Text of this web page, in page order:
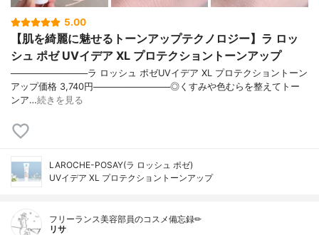
5.00
【肌を綺麗に魅せるトーンアップテクノロジー】ラ ロッ
シュ ポゼ UVイデア XL プロテクショントーンアップ
────────────ラ ロッシュ ポゼUVイデア XL プロテクショントーン
アップ価格 3,740円────────────◎くすみや色むらを整えてトー
ンア…続きを見る
LAROCHE-POSAY(ラ ロッシュ ポゼ)
UVイデア XL プロテクショントーンアップ
フリーランス美容部員のコスメ備忘録✏︎
リサ